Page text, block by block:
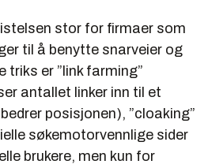
stor for firmaer som
til å benytte snarveier og
triks er ”link farming”
antallet linker inn til et
posisjonen), ”cloaking”
søkemotorvennlige sider
brukere, men kun for